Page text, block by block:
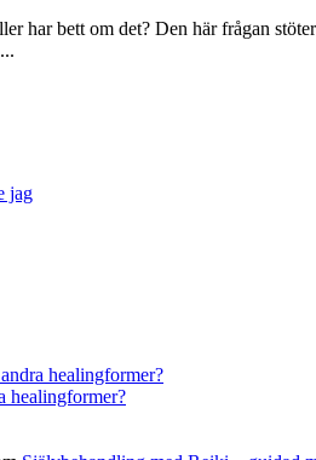
har bett om det? Den här frågan
jag
healingformer?
healingformer?